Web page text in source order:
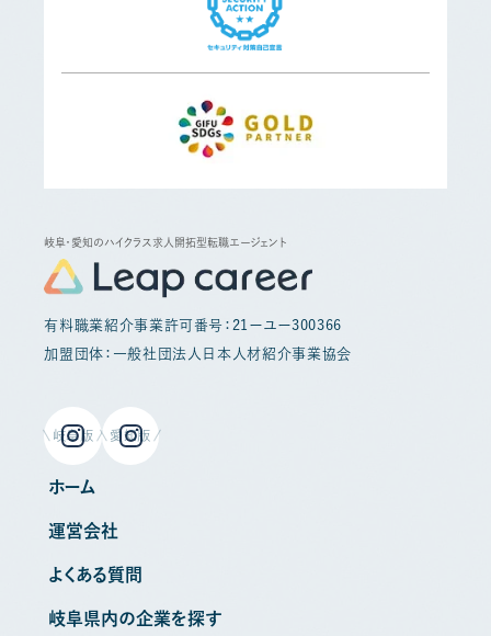
岐阜・愛知のハイクラス求人開拓型転職エージェント
有料職業紹介事業許可番号：21ーユー300366
加盟団体：一般社団法人日本人材紹介事業協会
岐阜版 愛知版
ホーム
運営会社
よくある質問
岐阜県内の企業を探す